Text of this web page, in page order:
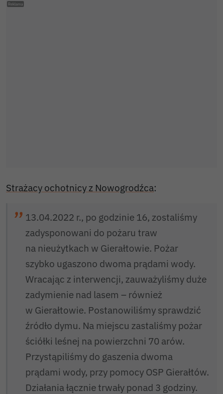
Strażacy ochotnicy z Nowogrodźca:
13.04.2022 r., po godzinie 16, zostaliśmy
zadysponowani do pożaru traw
na nieużytkach w Gierałtowie. Pożar
szybko ugaszono dwoma prądami wody.
Wracając z interwencji, zauważyliśmy duże
zadymienie nad lasem – również
w Gierałtowie. Postanowiliśmy sprawdzić
źródło dymu. Na miejscu zastaliśmy pożar
ściółki leśnej na powierzchni 70 arów.
Przystąpiliśmy do gaszenia dwoma
prądami wody, przy pomocy OSP Gierałtów.
Działania łącznie trwały ponad 3 godziny.